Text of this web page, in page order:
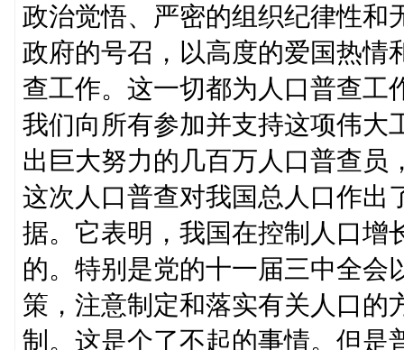
政治觉悟、严密的组织纪律性和
政府的号召，以高度的爱国热情
查工作。这一切都为人口普查工
我们向所有参加并支持这项伟大
出巨大努力的几百万人口普查员
这次人口普查对我国总人口作出
据。它表明，我国在控制人口增
的。特别是党的十一届三中全会
策，注意制定和落实有关人口的
制。这是个了不起的事情。但是